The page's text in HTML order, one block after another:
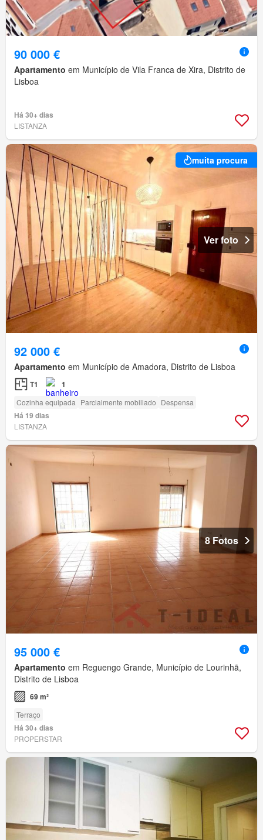
90 000 €
Apartamento em Município de Vila Franca de Xira, Distrito de
Lisboa
Há 30+ dias
LISTANZA
muita procura
Ver foto
92 000 €
Apartamento em Município de Amadora, Distrito de Lisboa
T1 1
Cozinha equipada Parcialmente mobiliado Despensa
Há 19 dias
LISTANZA
8 Fotos
95 000 €
Apartamento em Reguengo Grande, Município de Lourinhã,
Distrito de Lisboa
69 m²
Terraço
Há 30+ dias
PROPERSTAR